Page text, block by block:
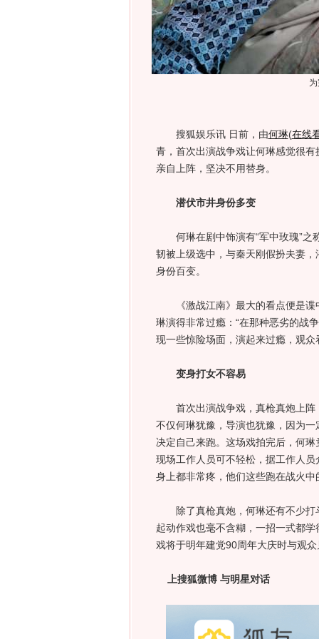
搜狐娱乐讯 日前，由何琳(在线
青，首次出演战争戏让何琳感觉很
亲自上阵，坚决不用替身。
潜伏市井身份多变
何琳在剧中饰演有“军中玫瑰”之
韧被上级选中，与秦天刚假扮夫妻
身份百变。
《激战江南》最大的看点便是谍
琳演得非常过瘾：“在那种恶劣的战
现一些惊险场面，演起来过瘾，观众
变身打女不容易
首次出演战争戏，真枪真炮上阵
不仅何琳犹豫，导演也犹豫，因为
决定自己来跑。这场戏拍完后，何
现场工作人员可不轻松，据工作人
身上都非常疼，他们这些跑在战火
除了真枪真炮，何琳还有不少打
起动作戏也毫不含糊，一招一式都
戏将于明年建党90周年大庆时与观
上搜狐微博 与明星对话